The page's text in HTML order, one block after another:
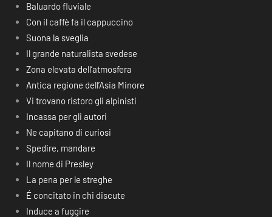
Baluardo fluviale
Con il caffè fa il cappuccino
Suona la sveglia
Il grande naturalista svedese
Zona elevata dell’atmosfera
Antica regione dell’Asia Minore
Vi trovano ristoro gli alpinisti
Incassa per gli autori
Ne capitano di curiosi
Spedire, mandare
Il nome di Presley
La pena per le streghe
É concitato in chi discute
Induce a fuggire